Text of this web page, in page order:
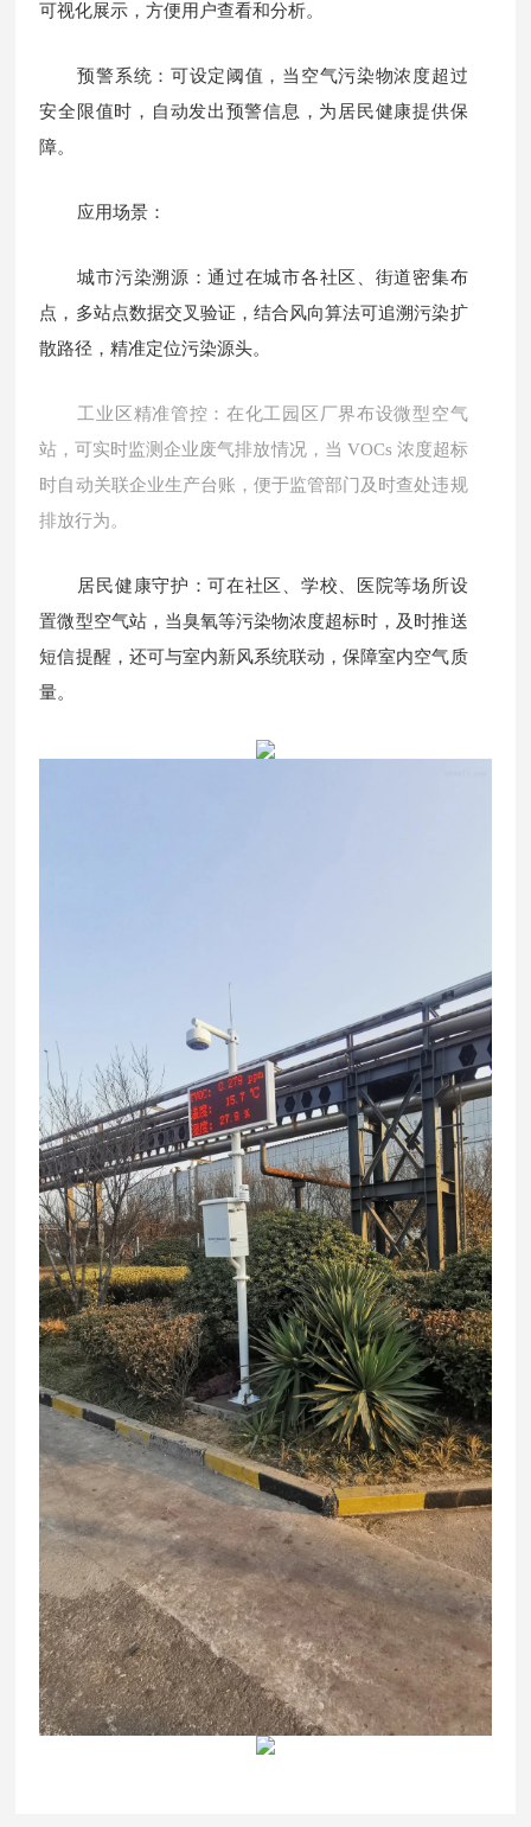
可视化展示，方便用户查看和分析。
预警系统：可设定阈值，当空气污染物浓度超过
安全限值时，自动发出预警信息，为居民健康提供保
障。
应用场景：
城市污染溯源：通过在城市各社区、街道密集布
点，多站点数据交叉验证，结合风向算法可追溯污染扩
散路径，精准定位污染源头。
工业区精准管控：在化工园区厂界布设微型空气
站，可实时监测企业废气排放情况，当 VOCs 浓度超标
时自动关联企业生产台账，便于监管部门及时查处违规
排放行为。
居民健康守护：可在社区、学校、医院等场所设
置微型空气站，当臭氧等污染物浓度超标时，及时推送
短信提醒，还可与室内新风系统联动，保障室内空气质
量。